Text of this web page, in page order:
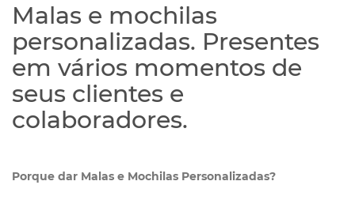
Malas e mochilas
personalizadas. Presentes
em vários momentos de
seus clientes e
colaboradores.
Porque dar Malas e Mochilas Personalizadas?